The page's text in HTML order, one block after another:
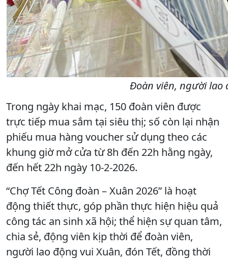
Đoàn viên, người lao
Trong ngày khai mạc, 150 đoàn viên được
trực tiếp mua sắm tại siêu thị; số còn lại nhận
phiếu mua hàng voucher sử dụng theo các
khung giờ mở cửa từ 8h đến 22h hằng ngày,
đến hết 22h ngày 10-2-2026.
“Chợ Tết Công đoàn – Xuân 2026” là hoạt
động thiết thực, góp phần thực hiện hiệu quả
công tác an sinh xã hội; thể hiện sự quan tâm,
chia sẻ, động viên kịp thời để đoàn viên,
người lao động vui Xuân, đón Tết, đồng thời